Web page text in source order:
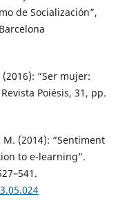
de Socialización”,
(2016): “Ser mujer:
Poiésis, 31, pp.
(2014): “Sentiment
to e-learning”.